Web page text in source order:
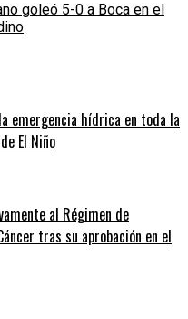
goleó 5-0 a Boca en el
emergencia hídrica en toda la
El Niño
al Régimen de
tras su aprobación en el